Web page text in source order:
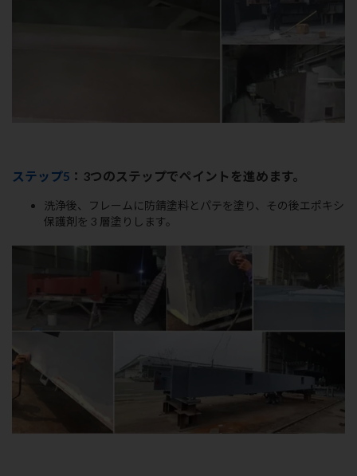
ステップ5 ：3つのステップでペイントを進めます。
洗浄後、フレームに防錆塗料とパテを塗り、その後エポキシ
保護剤を 3 層塗りします。